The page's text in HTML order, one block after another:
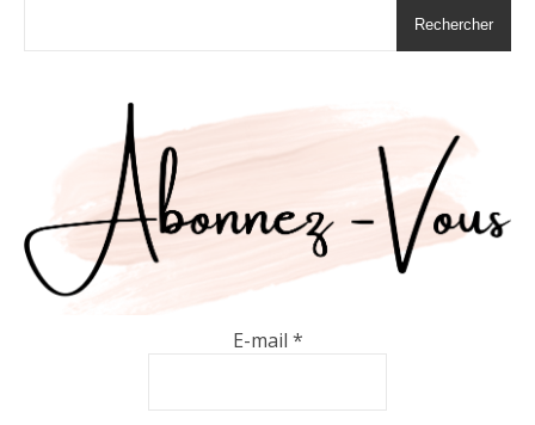
Rechercher
E-mail *